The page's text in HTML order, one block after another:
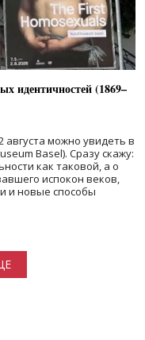
идентичностей (1869–
августа можно увидеть в
Basel). Сразу скажу:
как таковой, а о
испокон веков,
и новые способы